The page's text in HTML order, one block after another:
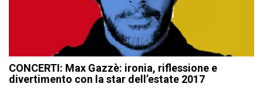
CONCERTI: Max Gazzè: ironia, riflessione e
divertimento con la star dell’estate 2017